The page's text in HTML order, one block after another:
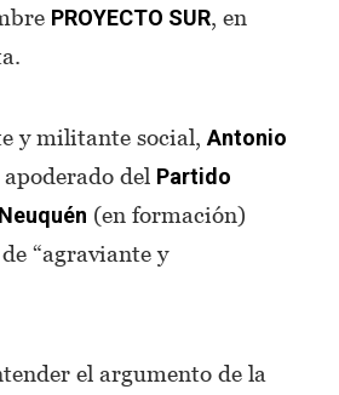
PROYECTO SUR , en
y militante social, Antonio
apoderado del Partido
(en formación)
“agraviante y
el argumento de la